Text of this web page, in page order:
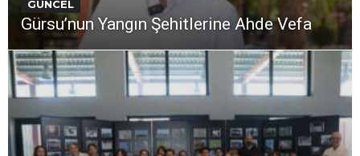
GÜNCEL
Gürsu’nun Yangın Şehitlerine Ahde Vefa